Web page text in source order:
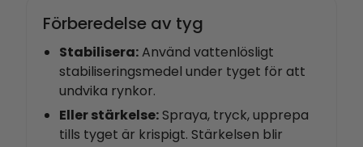
Förberedelse av tyg
Stabilisera:Använd vattenlösligt
stabiliseringsmedel under tyget för att
undvika rynkor.
Eller stärkelse:Spraya, tryck, upprepa
tills tyget är krispigt. Stärkelsen blir